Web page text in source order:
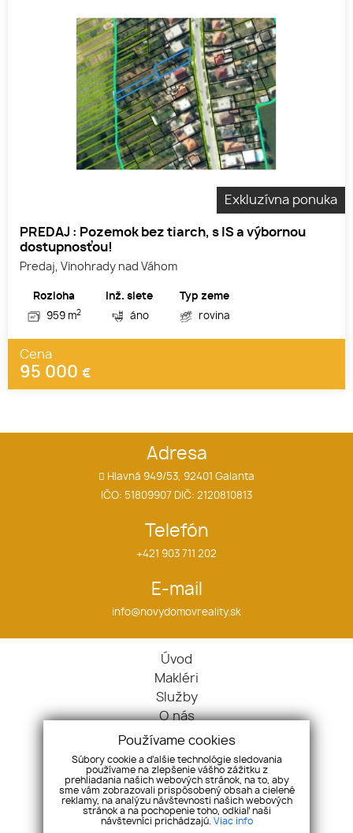
Exkluzívna ponuka
PREDAJ : Pozemok bez tiarch, s IS a výbornou
dostupnosťou!
Predaj, Vinohrady nad Váhom
Rozloha
959 m2
Inž. siete
áno
Typ zeme
rovina
Cena
95 000 €
Adresa
Hlavná 949/53, 92401 Galanta
IČO: 51809907 DIČ: 2120810813
Telefón
+421 903 711 202
E-mail
info@novydomovreality.sk
Úvod
Makléri
Služby
O nás
Ponuka / Dopyt
Kontakt
Nehnuteľnosti
Byty
Domy
Pozemky
Používame cookies
Súbory cookie a ďalšie technológie sledovania
používame na zlepšenie vášho zážitku z
prehliadania našich webových stránok, na to, aby
sme vám zobrazovali prispôsobený obsah a cielené
reklamy, na analýzu návštevnosti našich webových
stránok a na pochopenie toho, odkiaľ naši
návštevníci prichádzajú. Viac info